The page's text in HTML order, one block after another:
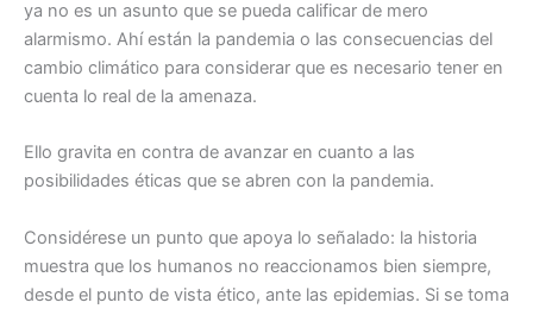
ya no es un asunto que se pueda calificar de mero
alarmismo. Ahí están la pandemia o las consecuencias del
cambio climático para considerar que es necesario tener en
cuenta lo real de la amenaza.
Ello gravita en contra de avanzar en cuanto a las
posibilidades éticas que se abren con la pandemia.
Considérese un punto que apoya lo señalado: la historia
muestra que los humanos no reaccionamos bien siempre,
desde el punto de vista ético, ante las epidemias. Si se toma